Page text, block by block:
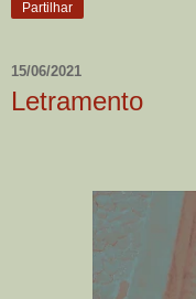
Partilhar
15/06/2021
Letramento